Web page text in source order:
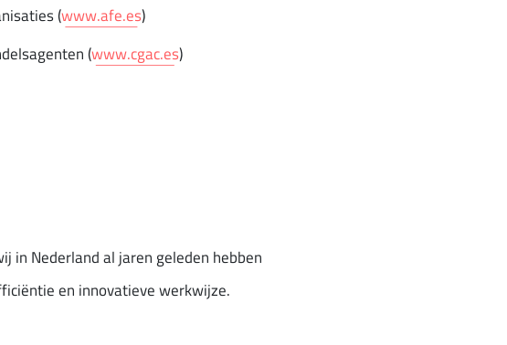
(www.afe.es)
(www.cgac.es)
in Nederland al jaren geleden hebben
en innovatieve werkwijze.